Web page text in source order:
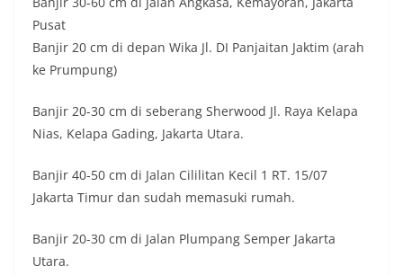
Pusat
Banjir 20 cm di depan Wika Jl. DI Panjaitan Jaktim (arah
ke Prumpung)
Banjir 20-30 cm di seberang Sherwood Jl. Raya Kelapa
Nias, Kelapa Gading, Jakarta Utara.
Banjir 40-50 cm di Jalan Cililitan Kecil 1 RT. 15/07
Jakarta Timur dan sudah memasuki rumah.
Banjir 20-30 cm di Jalan Plumpang Semper Jakarta
Utara.